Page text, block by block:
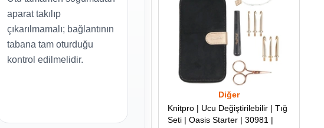
aparat takılıp
çıkarılmamalı; bağlantının
tabana tam oturduğu
kontrol edilmelidir.
Diğer
Knitpro | Ucu Değiştirilebilir | Tığ
Seti | Oasis Starter | 30981 |